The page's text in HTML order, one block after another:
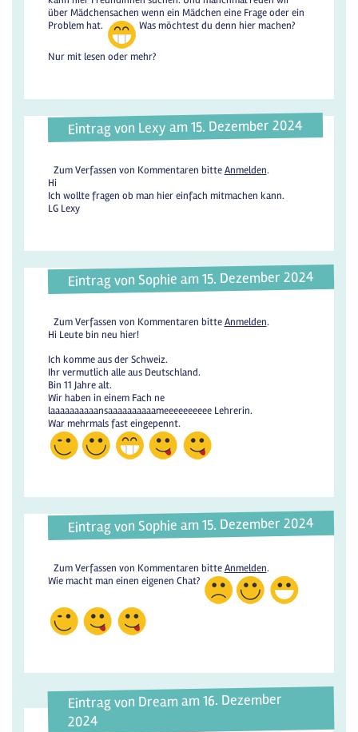
über Mädchensachen wenn ein Mädchen eine Frage oder ein
Problem hat.
Was möchtest du denn hier machen?
Nur mit lesen oder mehr?
Eintrag von Lexy am 15. Dezember 2024
Zum Verfassen von Kommentaren bitteAnmelden.
Hi
Ich wollte fragen ob man hier einfach mitmachen kann.
LG Lexy
Eintrag von Sophie am 15. Dezember 2024
Zum Verfassen von Kommentaren bitteAnmelden.
Hi Leute bin neu hier!
Ich komme aus der Schweiz.
Ihr vermutlich alle aus Deutschland.
Bin 11 Jahre alt.
Wir haben in einem Fach ne
laaaaaaaaaansaaaaaaaaaameeeeeeeeee Lehrerin.
War mehrmals fast eingepennt.
Eintrag von Sophie am 15. Dezember 2024
Zum Verfassen von Kommentaren bitteAnmelden.
Wie macht man einen eigenen Chat?
Eintrag von Dream am 16. Dezember
2024